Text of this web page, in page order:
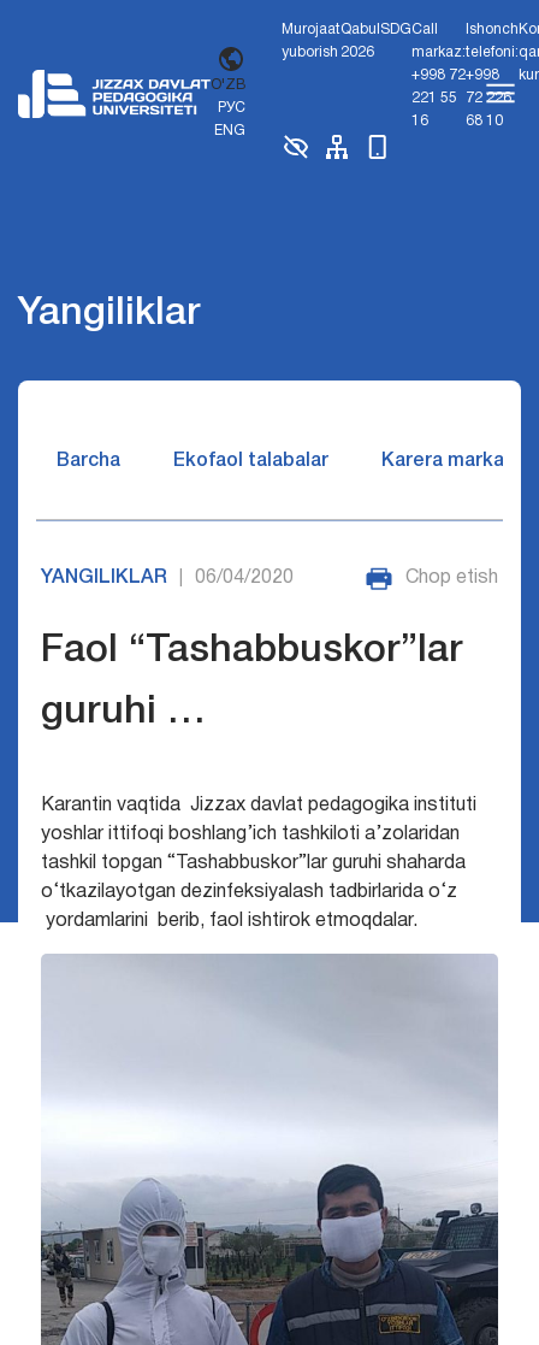
O'ZB
РУС
ENG
Murojaat
yuborish
Qabul
2026
SDGCall
markaz:
+998 72
221 55
16
Ishonch
telefoni:
+998
72 226
68 10
Yangiliklar
Barcha Ekofaol talabalar Karera markazi
YANGILIKLAR 06/04/2020 Chop etish
Faol “Tashabbuskor”lar
guruhi …
Karantin vaqtida Jizzax davlat pedagogika instituti
yoshlar ittifoqi boshlang’ich tashkiloti a’zolaridan
tashkil topgan “Tashabbuskor”lar guruhi shaharda
o‘tkazilayotgan dezinfeksiyalash tadbirlarida o‘z
yordamlarini berib, faol ishtirok etmoqdalar.